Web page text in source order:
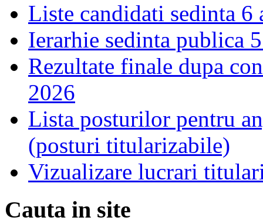
Liste candidati sedinta 6
Ierarhie sedinta publica
Rezultate finale dupa
2026
Lista posturilor pentru
(posturi titularizabile)
Vizualizare lucrari
Cauta in site